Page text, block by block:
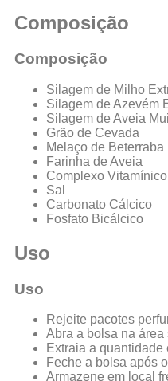
Composição
Composição
Silagem de Milho
Silagem de Azevém
Silagem de Aveia
Grão de Cevada
Melaço de Beterraba
Farinha de Aveia
Complexo Vitamínico
Sal
Carbonato Cálcico
Fosfato Bicálcico
Uso
Uso
Rejeite pacotes
Abra a bolsa na área
Extraia a quantidade
Feche a bolsa após
Armazene em local